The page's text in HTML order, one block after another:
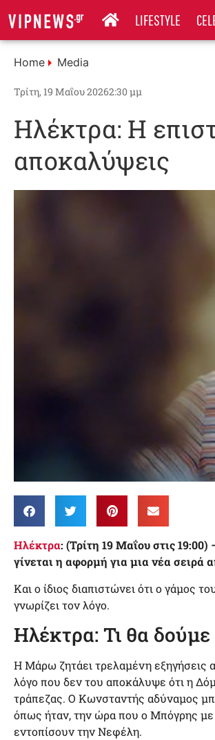
LIFESTYLE
Home Media
Τρίτη, 19 Μαΐου 20262:30 μμ
Ηλέκτρα: Η
αποκαλύψεις
Ηλέκτρα: (Τρίτη 19 Μαΐου στις
γίνεται η αφορμή για μια νέα σειρά
Και ο ίδιος διαπιστώνει ότι ο γάμος
γνωρίζει τον λόγο.
Ηλέκτρα: Τι θα
Η Μάρω ζητάει τρελαμένη εξηγήσεις
λόγο που δεν του αποκάλυψε ότι η
τράπεζας. Ο Κωνσταντής αδύναμος
όπως ήταν, την ώρα που ο Μπόγρης με
εντοπίσουν την Νεφέλη.